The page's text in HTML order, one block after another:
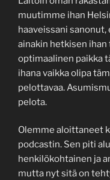
muutimme ihan
haaveissani sanonut,
ainakin hetkisen ihan
optimaalinen paikka
ihana vaikka olipa
pelottavaa.
pelota.
Olemme aloittaneet
podcastin. Sen piti
henkilökohtainen ja
mutta nyt sitä on